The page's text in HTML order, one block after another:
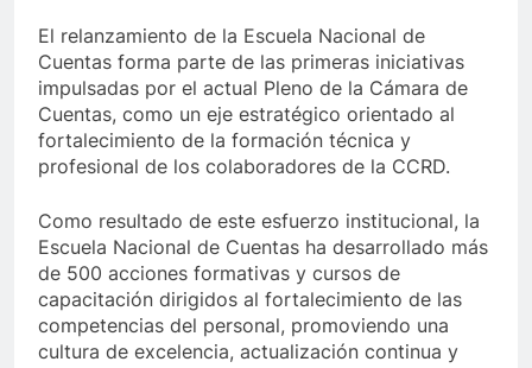
El relanzamiento de la Escuela Nacional de
Cuentas forma parte de las primeras iniciativas
impulsadas por el actual Pleno de la Cámara de
Cuentas, como un eje estratégico orientado al
fortalecimiento de la formación técnica y
profesional de los colaboradores de la CCRD.
Como resultado de este esfuerzo institucional, la
Escuela Nacional de Cuentas ha desarrollado más
de 500 acciones formativas y cursos de
capacitación dirigidos al fortalecimiento de las
competencias del personal, promoviendo una
cultura de excelencia, actualización continua y